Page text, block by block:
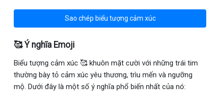
Sao chép biểu tượng cảm xúc
🥰 Ý nghĩa Emoji
Biểu tượng cảm xúc 🥰 khuôn mặt cười với những trái tim
thường bày tỏ cảm xúc yêu thương, trìu mến và ngưỡng
mộ. Dưới đây là một số ý nghĩa phổ biến nhất của nó: